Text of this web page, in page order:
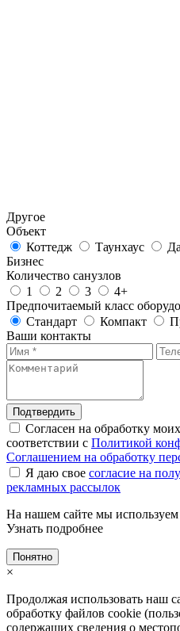
Другое
Объект
Коттедж
Таунхаус
Бизнес
Количество санузлов
1
2 3
4+
Предпочитаемый класс
Стандарт
Компакт
Ваши контакты
Подтвердить
Согласен на обработку
соответствии с Политикой
Соглашением на обработку
Я даю свое согласие на
рекламных рассылок
На нашем сайте мы
Узнать подробнее
Понятно
×
Продолжая использовать наш
обработку файлов cookie
содержащих сведения о